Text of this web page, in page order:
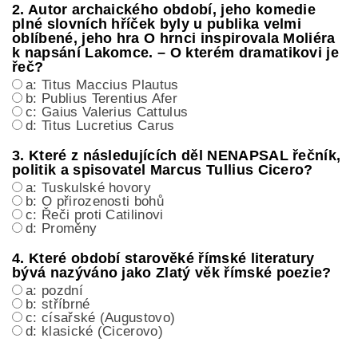
2. Autor archaického období, jeho komedie
plné slovních hříček byly u publika velmi
oblíbené, jeho hra O hrnci inspirovala Moliéra
k napsání Lakomce. – O kterém dramatikovi je
řeč?
a: Titus Maccius Plautus
b: Publius Terentius Afer
c: Gaius Valerius Cattulus
d: Titus Lucretius Carus
3. Které z následujících děl NENAPSAL řečník,
politik a spisovatel Marcus Tullius Cicero?
a: Tuskulské hovory
b: O přirozenosti bohů
c: Řeči proti Catilinovi
d: Proměny
4. Které období starověké římské literatury
bývá nazýváno jako Zlatý věk římské poezie?
a: pozdní
b: stříbrné
c: císařské (Augustovo)
d: klasické (Cicerovo)